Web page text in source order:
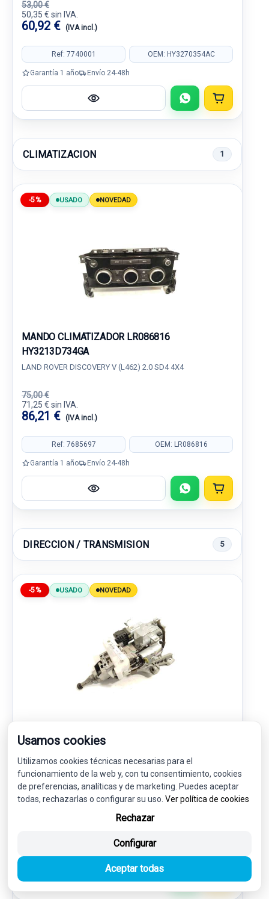
53,00 €
50,35 € sin IVA.
60,92 € (IVA incl.)
Ref: 7740001 OEM: HY3270354AC
Garantía 1 año Envío 24-48h
CLIMATIZACION 1
-5% USADO NOVEDAD
MANDO CLIMATIZADOR LR086816
HY3213D734GA
LAND ROVER DISCOVERY V (L462) 2.0 SD4 4X4
75,00 €
71,25 € sin IVA.
86,21 € (IVA incl.)
Ref: 7685697 OEM: LR086816
Garantía 1 año Envío 24-48h
DIRECCION / TRANSMISION 5
-5% USADO NOVEDAD
HPLA3C529AC
LAND ROVER DISCOVERY V (L462) 2.0 SD4 4X4
160,00 €
152,00 € sin IVA.
183,92 €
Usamos cookies
Utilizamos cookies técnicas necesarias para el
funcionamiento de la web y, con tu consentimiento, cookies
de preferencias, analíticas y de marketing. Puedes aceptar
todas, rechazarlas o configurar su uso. Ver política de cookies
Rechazar
Configurar
Aceptar todas